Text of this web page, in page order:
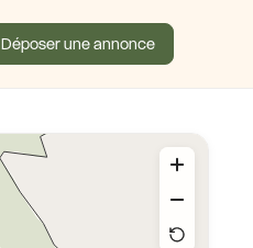
Déposer une annonce